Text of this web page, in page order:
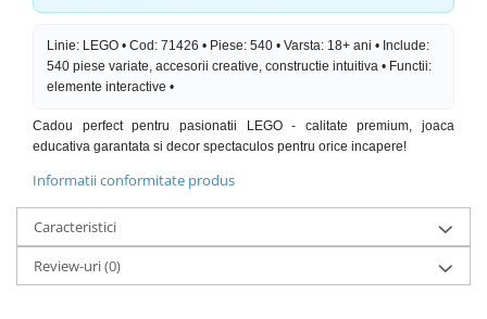
Linie: LEGO • Cod: 71426 • Piese: 540 • Varsta: 18+ ani • Include:
540 piese variate, accesorii creative, constructie intuitiva • Functii:
elemente interactive •
Cadou perfect pentru pasionatii LEGO - calitate premium, joaca
educativa garantata si decor spectaculos pentru orice incapere!
Informatii conformitate produs
Caracteristici
Review-uri(0)